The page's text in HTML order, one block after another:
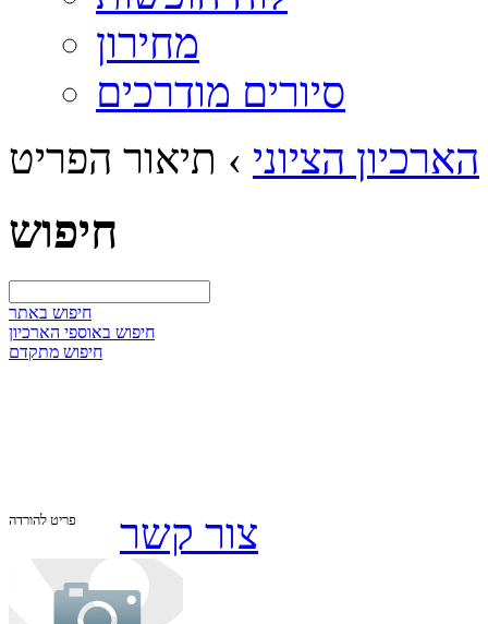
מחירון
סיורים מודרכים
הארכיון הציוני › תיאור הפריט
חיפוש
חיפוש באתר
חיפוש באוספי הארכיון
חיפוש מתקדם
פריט להורדה צור קשר